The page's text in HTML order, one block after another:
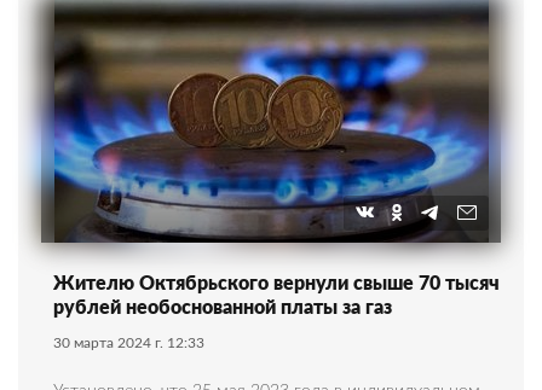
Жителю Октябрьского вернули свыше 70 тысяч
рублей необоснованной платы за газ
30 марта 2024 г. 12:33